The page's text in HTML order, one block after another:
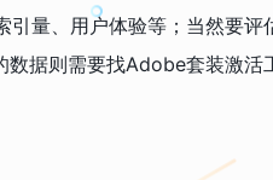
量、用户体验等；当然要评
数据则需要找Adobe套装激活